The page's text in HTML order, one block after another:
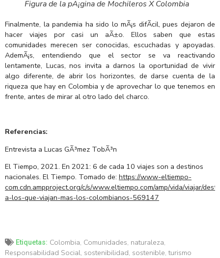
Figura de la pÃ¡gina de Mochileros X Colombia
Finalmente, la pandemia ha sido lo mÃ¡s difÃ­cil, pues dejaron de
hacer viajes por casi un aÃ±o. Ellos saben que estas
comunidades merecen ser conocidas, escuchadas y apoyadas.
AdemÃ¡s, entendiendo que el sector se va reactivando
lentamente, Lucas, nos invita a darnos la oportunidad de vivir
algo diferente, de abrir los horizontes, de darse cuenta de la
riqueza que hay en Colombia y de aprovechar lo que tenemos en
frente, antes de mirar al otro lado del charco.
Referencias:
Entrevista a Lucas GÃ³mez TobÃ³n
El Tiempo, 2021. En 2021: 6 de cada 10 viajes son a destinos
nacionales. El Tiempo. Tomado de: https://www-eltiempo-
com.cdn.ampproject.org/c/s/www.eltiempo.com/amp/vida/viajar/
a-los-que-viajan-mas-los-colombianos-569147
Etiquetas: Colombia, Comunidades, naturaleza,
Responsabilidad Social, sostenibilidad, sostenible,turismo